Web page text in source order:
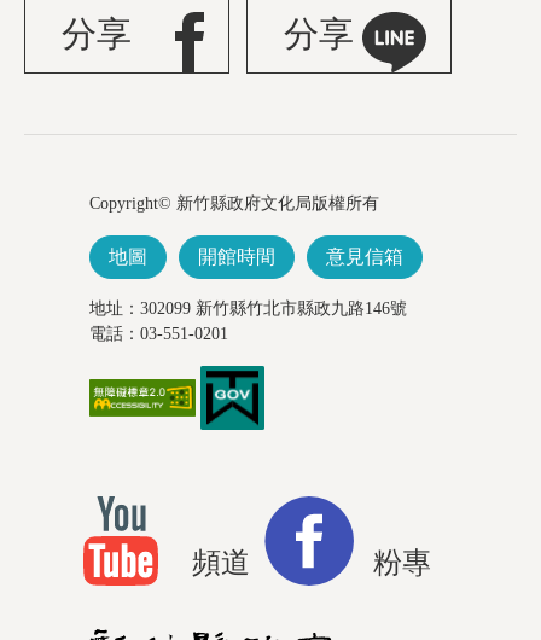
分享 分享
Copyright© 新竹縣政府文化局版權所有
地圖 開館時間 意見信箱
地址：302099 新竹縣竹北市縣政九路146號
電話：03-551-0201
頻道 粉專